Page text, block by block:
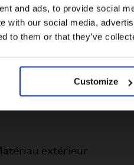
and ads, to provide social
with our social media,
to them or that they’ve
Customize
amovible
zippered pocket
extérieur
No, stay here